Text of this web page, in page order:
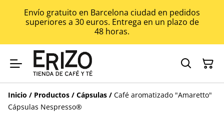
Envío gratuito en Barcelona ciudad en pedidos
superiores a 30 euros. Entrega en un plazo de
48 horas.
Inicio / Productos / Cápsulas / Café aromatizado "Amaretto"
Cápsulas Nespresso®